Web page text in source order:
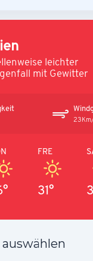
leichter
mit Gewitter
FRE
31°
auswählen